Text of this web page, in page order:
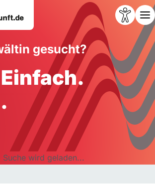
gesucht?
Suche wird geladen...